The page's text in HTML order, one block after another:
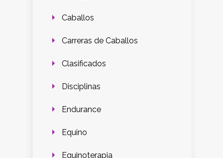
Caballos
Carreras de Caballos
Clasificados
Disciplinas
Endurance
Equino
Equinoterapia